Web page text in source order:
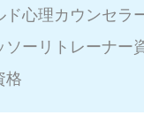
ド心理カウンセラ
ソーリトレーナー
格